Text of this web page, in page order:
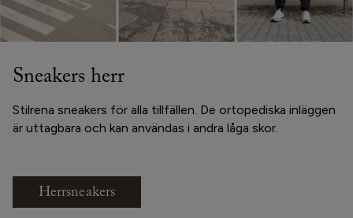
Sneakers herr
Stilrena sneakers för alla tillfällen. De ortopediska inläggen
är uttagbara och kan användas i andra låga skor.
Herrsneakers